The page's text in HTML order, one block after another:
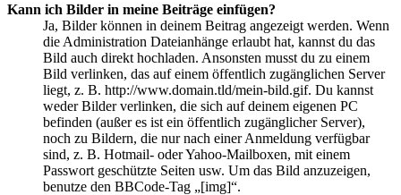
Kann ich Bilder in meine Beiträge einfügen?
Ja, Bilder können in deinem Beitrag angezeigt werden. Wenn
die Administration Dateianhänge erlaubt hat, kannst du das
Bild auch direkt hochladen. Ansonsten musst du zu einem
Bild verlinken, das auf einem öffentlich zugänglichen Server
liegt, z. B. http://www.domain.tld/mein-bild.gif. Du kannst
weder Bilder verlinken, die sich auf deinem eigenen PC
befinden (außer es ist ein öffentlich zugänglicher Server),
noch zu Bildern, die nur nach einer Anmeldung verfügbar
sind, z. B. Hotmail- oder Yahoo-Mailboxen, mit einem
Passwort geschützte Seiten usw. Um das Bild anzuzeigen,
benutze den BBCode-Tag „[img]“.